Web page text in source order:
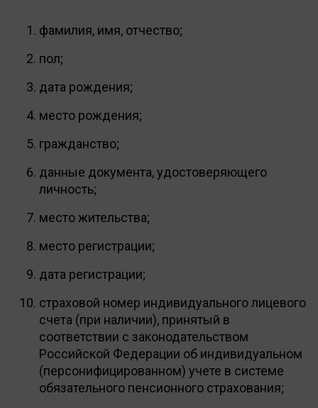
фамилия, имя, отчество;
пол;
дата рождения;
место рождения;
гражданство;
данные документа, удостоверяющего
личность;
место жительства;
место регистрации;
дата регистрации;
страховой номер индивидуального лицевого
счета (при наличии), принятый в
соответствии с законодательством
Российской Федерации об индивидуальном
(персонифицированном) учете в системе
обязательного пенсионного страхования;